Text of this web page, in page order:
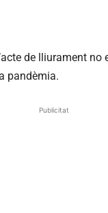
de lliurament no
pandèmia.
Publicitat